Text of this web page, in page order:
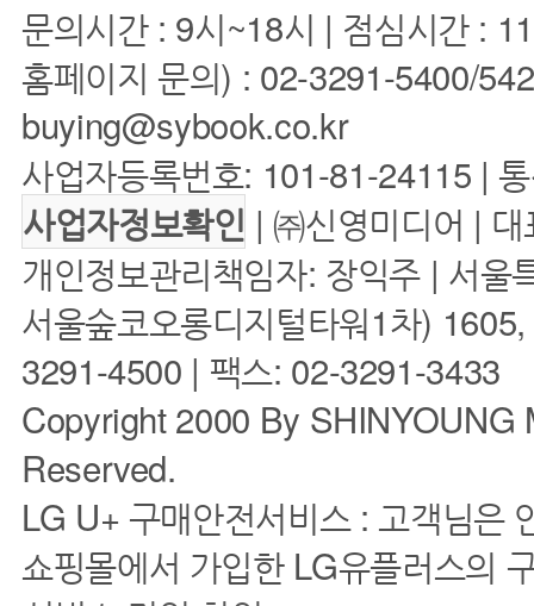
문의시간 : 9시~18시 | 점심시간 :
홈페이지 문의) : 02-3291-5400/
buying@sybook.co.kr
사업자등록번호: 101-81-24115 |
사업자정보확인 | ㈜신영미디어 |
개인정보관리책임자: 장익주 | 서
서울숲코오롱디지털타워1차)
3291-4500 | 팩스: 02-3291-3433
Copyright 2000 By
Reserved.
LG U+ 구매안전서비스 : 고객님은
쇼핑몰에서 가입한 LG유플러스의